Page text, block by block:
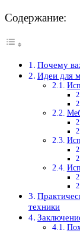
Содержание:
Почему
Идеи для
техники